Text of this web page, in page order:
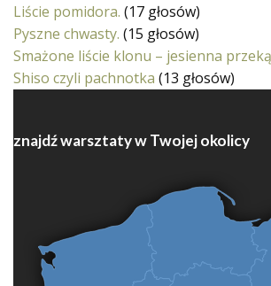
Liście pomidora. (17 głosów)
Pyszne chwasty. (15 głosów)
Smażone liście klonu – jesienna
Shiso czyli pachnotka (13 głosów)
znajdź warsztaty w Twojej okolicy